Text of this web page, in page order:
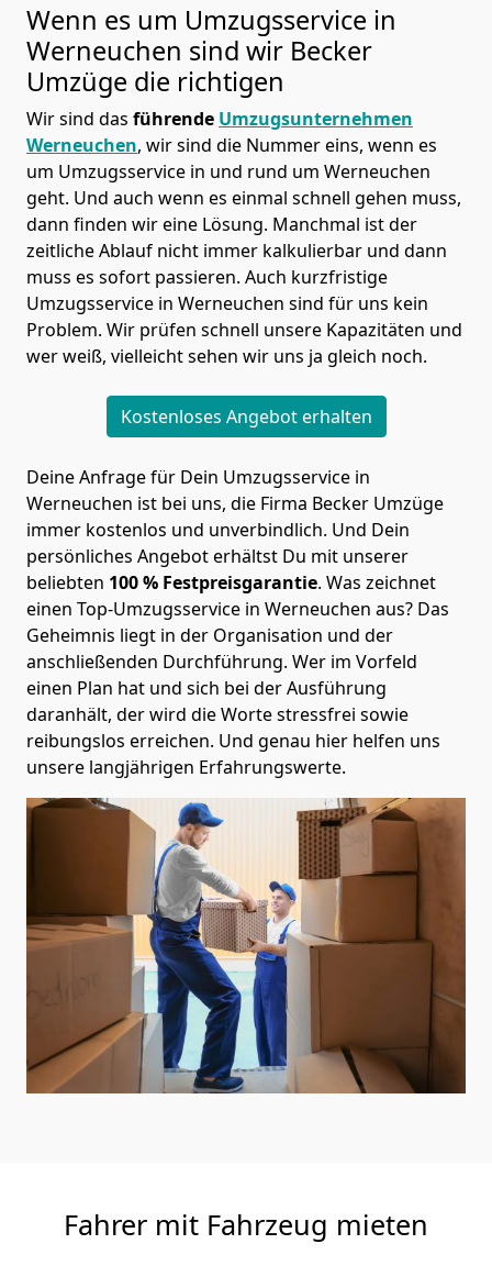
Wenn es um Umzugsservice in
Werneuchen sind wir Becker
Umzüge die richtigen
Wir sind das führende Umzugsunternehmen
Werneuchen, wir sind die Nummer eins, wenn es
um Umzugsservice in und rund um Werneuchen
geht. Und auch wenn es einmal schnell gehen muss,
dann finden wir eine Lösung. Manchmal ist der
zeitliche Ablauf nicht immer kalkulierbar und dann
muss es sofort passieren. Auch kurzfristige
Umzugsservice in Werneuchen sind für uns kein
Problem. Wir prüfen schnell unsere Kapazitäten und
wer weiß, vielleicht sehen wir uns ja gleich noch.
Kostenloses Angebot erhalten
Deine Anfrage für Dein Umzugsservice in
Werneuchen ist bei uns, die Firma Becker Umzüge
immer kostenlos und unverbindlich. Und Dein
persönliches Angebot erhältst Du mit unserer
beliebten 100 % Festpreisgarantie. Was zeichnet
einen Top-Umzugsservice in Werneuchen aus? Das
Geheimnis liegt in der Organisation und der
anschließenden Durchführung. Wer im Vorfeld
einen Plan hat und sich bei der Ausführung
daranhält, der wird die Worte stressfrei sowie
reibungslos erreichen. Und genau hier helfen uns
unsere langjährigen Erfahrungswerte.
Fahrer mit Fahrzeug mieten